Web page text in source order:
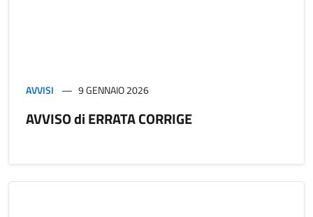
AVVISI 9 GENNAIO 2026
AVVISO di ERRATA CORRIGE